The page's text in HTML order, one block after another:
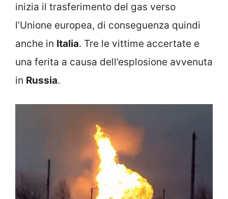
inizia il trasferimento del gas verso
l’Unione europea, di conseguenza quindi
anche in Italia. Tre le vittime accertate e
una ferita a causa dell’esplosione avvenuta
in Russia.